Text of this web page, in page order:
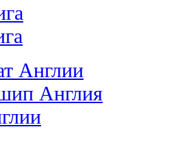
Англии
Англия